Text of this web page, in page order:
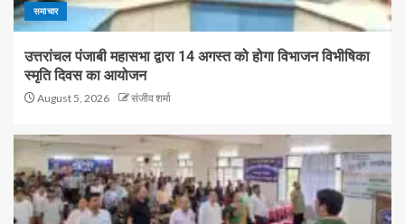
समाचार
उत्तरांचल पंजाबी महासभा द्वारा 14 अगस्त को होगा विभाजन विभीषिका
स्मृति दिवस का आयोजन
August 5, 2026 संजीव शर्मा